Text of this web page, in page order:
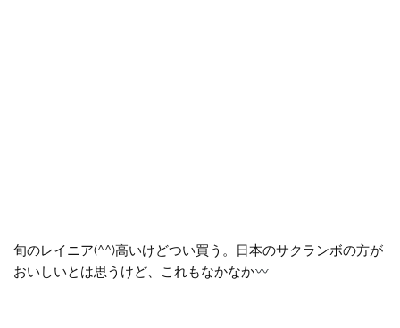
旬のレイニア(^^)高いけどつい買う。日本のサクランボの方が
おいしいとは思うけど、これもなかなか